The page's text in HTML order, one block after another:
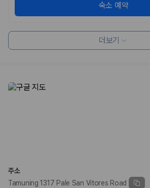
숙소 예약
더보기
주소
Tamuning 1317 Pale San Vitores Road